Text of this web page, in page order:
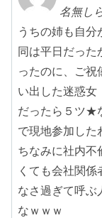
名無し
うちの姉も自
同は平日だった
ったのに、ご祝
い出した迷惑女
だったら５ツ★
で現地参加した
ちなみに社内不
くても会社関
なさ過ぎて呼ぶ
なｗｗｗ